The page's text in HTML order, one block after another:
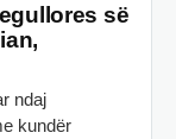
së
ndaj
kundër